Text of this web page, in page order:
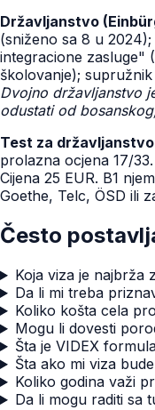
Državljanstvo
(sniženo sa 8 u
integracione zasluge"
školovanje);
Dvojno državljanstvo
odustati od
Test za
prolazna ocjena 17/
Cijena 25 EUR. B1
Goethe, Telc, ÖSD ili
Često
Koja viza je najbrža
Da li mi treba
Koliko košta cela
Mogu li dovesti
Šta je VIDEX
Šta ako mi viza
Koliko godina važi
Da li mogu raditi sa